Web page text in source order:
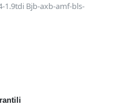
1.9tdi Bjb-axb-amf-bls-